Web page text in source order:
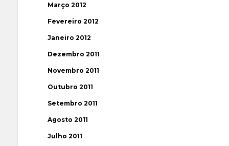
Março 2012
Fevereiro 2012
Janeiro 2012
Dezembro 2011
Novembro 2011
Outubro 2011
Setembro 2011
Agosto 2011
Julho 2011